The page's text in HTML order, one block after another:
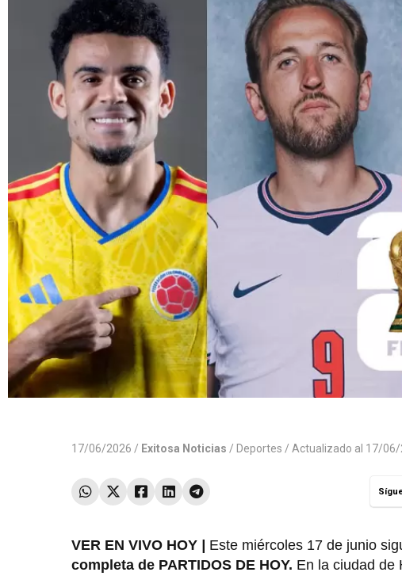
17/06/2026 / Exitosa Noticias / Deportes / Actualizado al 17/06/
VER EN VIVO HOY Este miércoles 17 de junio
completa de PARTIDOS DE HOY. En la ciudad de